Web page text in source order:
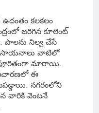
కలకలం
జరిగిన కూలెంట్
పాలను నిల్వ చేసే
వాటిలో
మారాయి.
ఈ
నగరంలోని
వారికి వెంటనే